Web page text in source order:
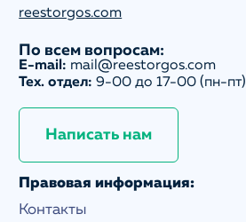
reestorgos.com
По всем вопросам:
E-mail: mail@reestorgos.com
Тех. отдел: 9-00 до 17-00 (пн-пт)
Написать нам
Правовая информация:
Контакты